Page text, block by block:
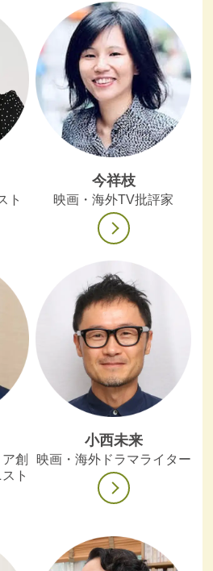
ト
今祥枝
映画・海外TV批評家
創
ト
小西未来
映画・海外ドラマライター